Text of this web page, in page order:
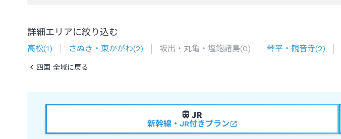
詳細エリアに絞り込む
高松(1) さぬき・東かがわ(2) 坂出・丸亀・塩飽諸島(0) 琴平・観音寺(2)
四国 全域に戻る
新幹線・JR付きプラン